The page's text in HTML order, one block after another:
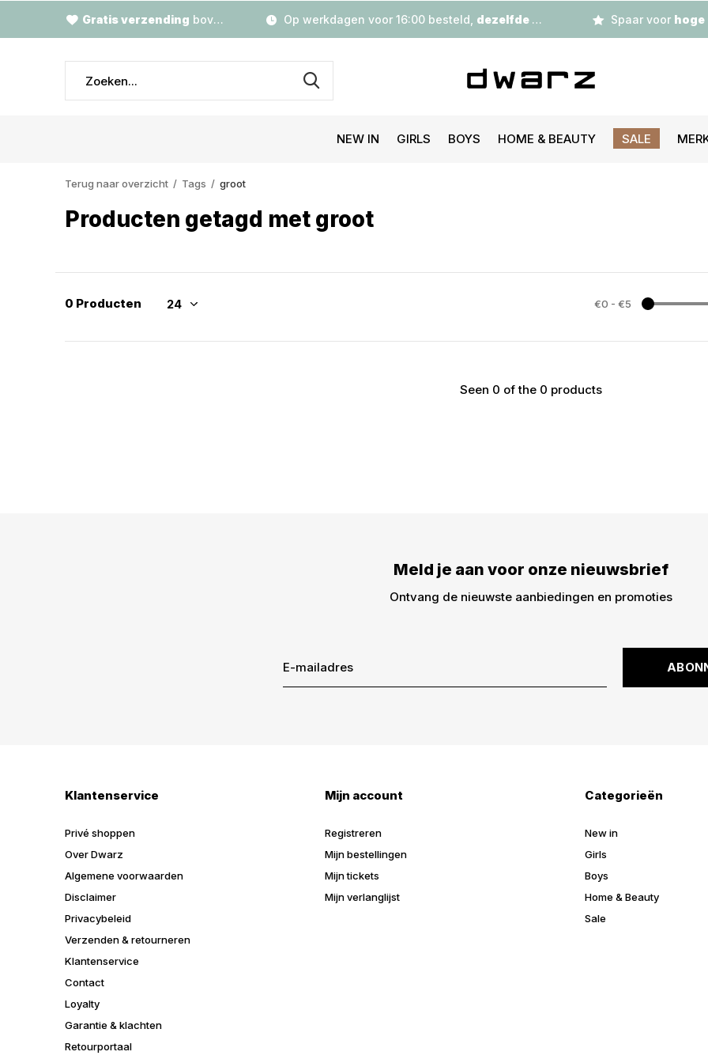
NEW IN GIRLS BOYS HOME & BEAUTY SALE
Gratis verzending boven €79,- Op werkdagen voor 16:00 besteld, dezelfde dag verzondenSpaar voor hoge korting
Terug naar overzicht Tags groot
Producten getagd met groot
0 Producten €0 - €5
Seen 0 of the 0 products
Meld je aan voor onze nieuwsbrief
Ontvang de nieuwste aanbiedingen en promoties
Klantenservice
Privé shoppen
Over Dwarz
Algemene voorwaarden
Disclaimer
Privacybeleid
Verzenden & retourneren
Klantenservice
Contact
Loyalty
Garantie & klachten
Retourportaal
Mijn account
Registreren
Mijn bestellingen
Mijn tickets
Mijn verlanglijst
Categorieën
New in
Girls
Boys
Home & Beauty
Sale